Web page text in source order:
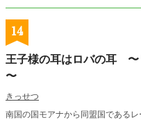
調査したが、貧
せるという形で
ストーリーが始
14
王子様の耳はロバの耳 〜
〜
きっせつ
南国の国モアナから同盟国である